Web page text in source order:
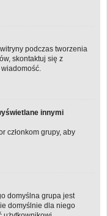
podczas tworzenia
skontaktuj się z
innymi
członkom grupy, aby
domyślna grupa jest
domyślnie dla niego